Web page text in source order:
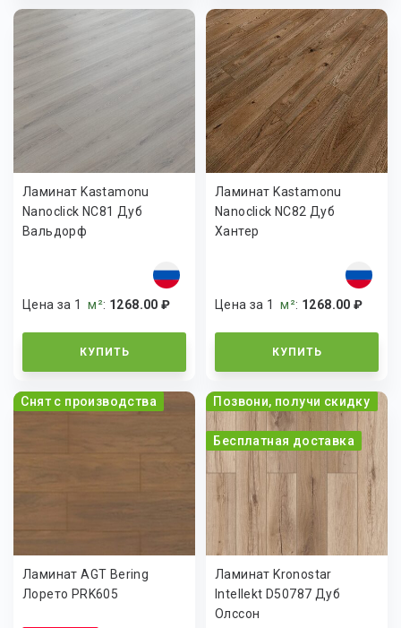
Ламинат Kastamonu
Nanoclick NC81 Дуб
Вальдорф
Цена за 1м²: 1268.00 ₽
КУПИТЬ
Ламинат Kastamonu
Nanoclick NC82 Дуб
Хантер
Цена за 1м²: 1268.00 ₽
КУПИТЬ
Снят с производства
Ламинат AGT Bering
Лорето PRK605
Позвони, получи скидку
Бесплатная доставка
Ламинат Kronostar
Intellekt D50787 Дуб
Олссон